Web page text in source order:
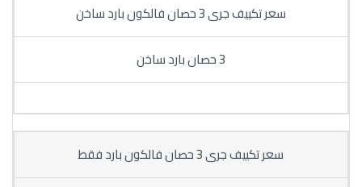
سعر تكييف جرى 3 حصان فالكون بارد ساخن
3 حصان بارد ساخن
سعر تكييف جرى 3 حصان فالكون بارد فقط